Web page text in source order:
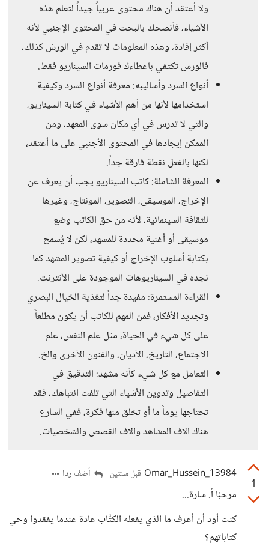
ولا أعتقد أن هناك محتوى عربياً جيداً لتعلم هذه
الأشياء، فأنصحك بالبحث في المحتوى الإجنبي لأنه
أكثر إفادة، وهذه المعلومات لا تقدم في الورش كذلك،
فالورش تكتفي باعطاءك فورمات السيناريو فقط.
أنواع السرد وأساليبه: معرفة أنواع السرد وكيفية
استخدامها لأنها من أهم الأشياء في كتابة السيناريو،
والتي لا تدرس في أي مكان سوى المعهد، ومن
الممكن إيجادها في المحتوى الأجنبي على ما أعتقد،
لكنها بالفعل نقطة فارقة جداً.
المعرفة الشاملة: كاتب السيناريو يجب أن يعرف عن
الإخراج، الموسيقى، التصوير، المونتاج، وغيرها
للثقافة السينمائية، لأنه من حق الكاتب وضع
موسيقى أو أغنية محددة للمشهد، لكن لا يُسمح
بكتابة أسلوب الإخراج أو كيفية تصوير المشهد كما
نجده في السيناريوهات الموجودة على الأنترنت.
القراءة المستمرة: مفيدة جداً لتغذية الخيال البصري
وتجديد الأفكار، فمن المهم للكاتب أن يكون مطلعاً
على كل شيء في الحياة، مثل علم النفس، علم
الاجتماع، التاريخ، الأديان، والفنون الأخرى والخ.
التعامل مع كل شيء كأنه مشهد: التدقيق في
التفاصيل وتدوين الأشياء التي تلفت انتباهك، فقد
تحتاجها يوماً ما أو تخلق منها فكرة، ففي الشارع
هناك الاف المشاهد والاف القصص والشخصيات.
1
Omar_Hussein_13984 قبل سنتين أضف ردا
مرحبًا أ. سارة...
كنت أود أن أعرف ما الذي يفعله الكتَّاب عادة عندما يفقدوا وحي
كتاباتهم؟